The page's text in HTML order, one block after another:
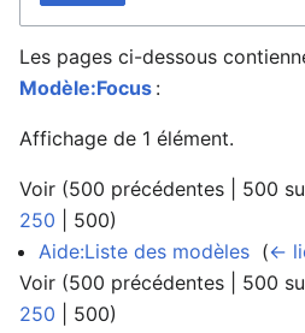
Les pages ci-dessous
Modèle:Focus :
Affichage de 1 élément.
Voir (500 précédentes 500
250
500)
Aide:Liste des modèles (←
Voir (500 précédentes 500
250
500)